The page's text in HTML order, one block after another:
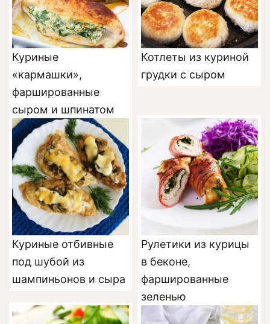
Куриные
«кармашки»,
фаршированные
сыром и шпинатом
Котлеты из куриной
грудки с сыром
Куриные отбивные
под шубой из
шампиньонов и сыра
Рулетики из курицы
в беконе,
фаршированные
зеленью